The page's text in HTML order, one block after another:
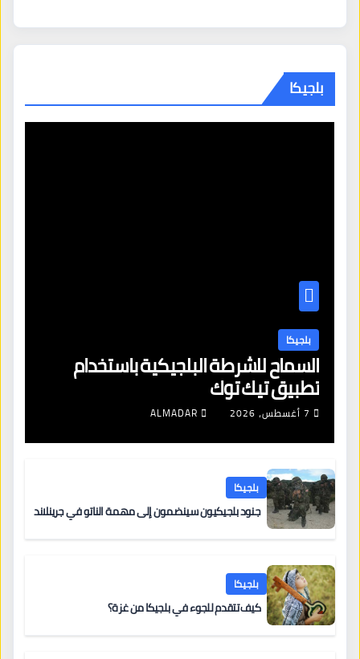
بلجيكا
بلجيكا
السماح للشرطة البلجيكية باستخدام
تطبيق تيك توك
7 أغسطس، 2026 ALMADAR
بلجيكا
جنود بلجيكيون سينضمون إلى مهمة الناتو في جرينلاند
بلجيكا
كيف تتقدم للجوء في بلجيكا من غزة؟